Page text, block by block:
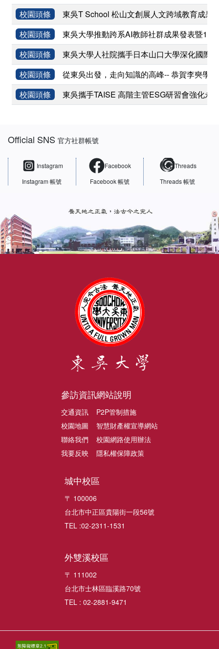
校園頭條
東吳T School 松山文創展人文跨域教育成果
校園頭條
東吳大學推動跨系AI教師社群成果發表暨
校園頭條
東吳大學人社院攜手日本山口大學深化國際
校園頭條
從東吳出發，走向知識的高峰-- 恭賀李奭學
校園頭條
東吳攜手TAISE 高階主管ESG研習會強化永
Official SNS官方社群帳號
Instagram
Instagram 帳號
Facebook
Facebook 帳號
Threads
Threads 帳號
參訪資訊
交通資訊
校園地圖
聯絡我們
我要反映
網站說明
P2P管制措施
智慧財產權宣導網站
校園網路使用辦法
隱私權保障政策
城中校區
〒 100006
台北市中正區貴陽街一段56號
TEL :02-2311-1531
外雙溪校區
〒 111002
台北市士林區臨溪路70號
TEL : 02-2881-9471